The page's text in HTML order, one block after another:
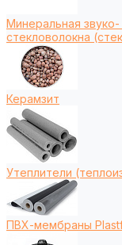
Минеральная
стекловолокна
Керамзит
Утеплители
ПВХ-мембраны